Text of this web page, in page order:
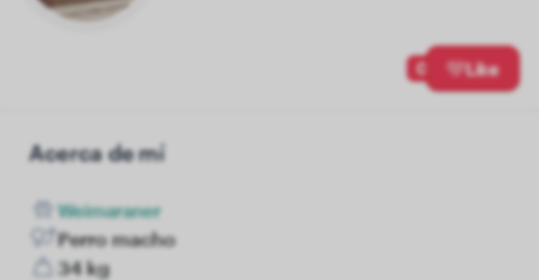
0 Like
Acerca de mí
Weimaraner
Perro macho
34 kg